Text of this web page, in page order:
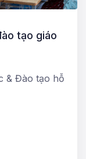
tạo giáo
& Đào tạo hỗ